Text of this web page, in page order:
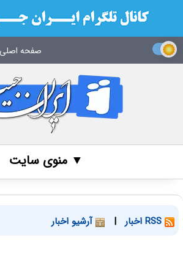
صفحه اصلی
▼ منوی سایت
| آرشیو اخبار